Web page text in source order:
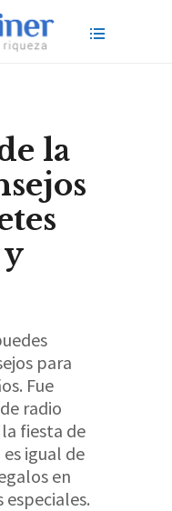
la
para
Fue
radio
fiesta de
igual de
en